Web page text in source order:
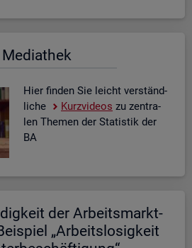
Me­dia­thek
Hier fin­den Sie leicht ver­ständ­
li­che
Kurz­vi­de­os zu zen­tra­
len The­men der Sta­tis­tik der
BA
der Ar­beits­markt­
„Ar­beits­lo­sig­keit